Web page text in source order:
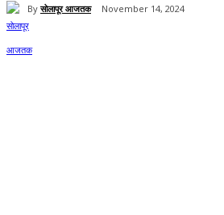
By सोलापूर आजतक November 14, 2024